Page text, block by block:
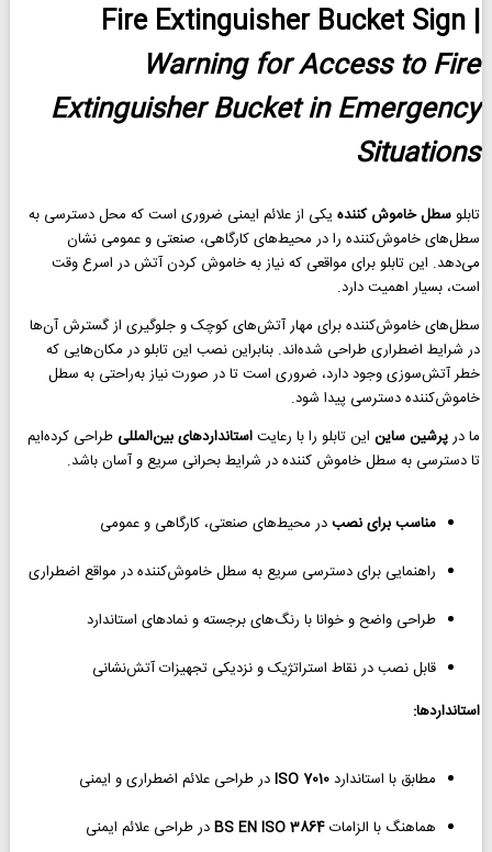
Fire Extinguisher Bucket Sign|
Warning for Access to Fire
Extinguisher Bucket in Emergency
Situations
تابلوسطل خاموش کننده یکی از علائم ایمنی ضروری است که محل دسترسی به
سطل‌های خاموش‌کننده را در محیط‌های کارگاهی، صنعتی و عمومی نشان
می‌دهد. این تابلو برای مواقعی که نیاز به خاموش کردن آتش در اسرع وقت
است، بسیار اهمیت دارد.
سطل‌های خاموش‌کننده برای مهار آتش‌های کوچک و جلوگیری از گسترش آن‌ها
در شرایط اضطراری طراحی شده‌اند. بنابراین نصب این تابلو در مکان‌هایی که
خطر آتش‌سوزی وجود دارد، ضروری است تا در صورت نیاز به‌راحتی به سطل
خاموش‌کننده دسترسی پیدا شود.
ما درپرشین ساین این تابلو را با رعایتاستانداردهای بین‌المللی طراحی کرده‌ایم
تا دسترسی به سطل خاموش کننده در شرایط بحرانی سریع و آسان باشد.
مناسب برای نصبدر محیط‌های صنعتی، کارگاهی و عمومی
راهنمایی برای دسترسی سریع به سطل خاموش‌کننده در مواقع اضطراری
طراحی واضح و خوانا با رنگ‌های برجسته و نمادهای استاندارد
قابل نصب در نقاط استراتژیک و نزدیکی تجهیزات آتش‌نشانی
استانداردها:
مطابق با استانداردISO 7010در طراحی علائم اضطراری و ایمنی
هماهنگ با الزاماتBS EN ISO 3864در طراحی علائم ایمنی